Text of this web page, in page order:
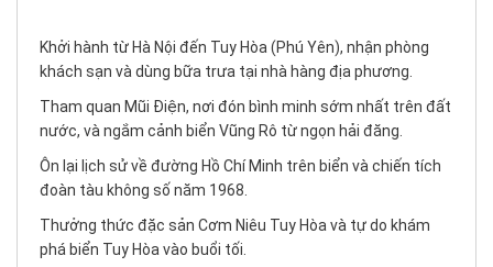
Khởi hành từ Hà Nội đến Tuy Hòa (Phú Yên), nhận phòng
khách sạn và dùng bữa trưa tại nhà hàng địa phương.
Tham quan Mũi Điện, nơi đón bình minh sớm nhất trên đất
nước, và ngắm cảnh biển Vũng Rô từ ngọn hải đăng.
Ôn lại lịch sử về đường Hồ Chí Minh trên biển và chiến tích
đoàn tàu không số năm 1968.
Thưởng thức đặc sản Cơm Niêu Tuy Hòa và tự do khám
phá biển Tuy Hòa vào buổi tối.